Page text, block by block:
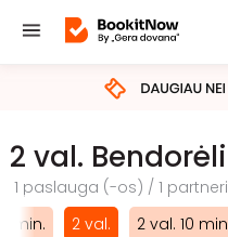
2 val.
1 paslauga (-os) / 1
min.
2 val. 2 val. 10